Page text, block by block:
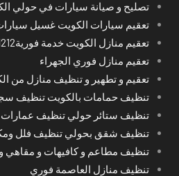
تصليح و صيانة سيارات في حولي
تعقيم سيارات الكويت غسيل سيارات
تعقيم منازل الكويت خدمة فورية65781212
تعقيم منازل فوري الجهراء
تعقيم و تطهير و تنظيف منازل من
تنظيف حمامات بالكويت تنظيف
تنظيف ستائر حولي تنظيف عمارات
تنظيف شقق بحولي تنظيف فلل
تنظيف مطاعم و كافيهات و
تنظيف منازل العاصمة فوري